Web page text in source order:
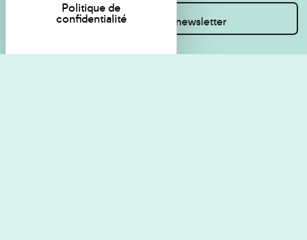
Inscrivez-vous à la newsletter
Politique de
confidentialité